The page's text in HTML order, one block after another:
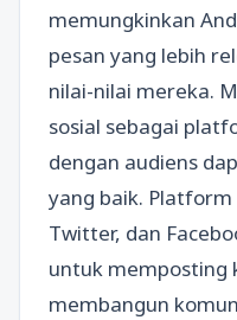
memungkinkan
pesan yang lebih
nilai-nilai mereka.
sosial sebagai
dengan audiens
yang baik.
Twitter, dan
untuk memposting
membangun